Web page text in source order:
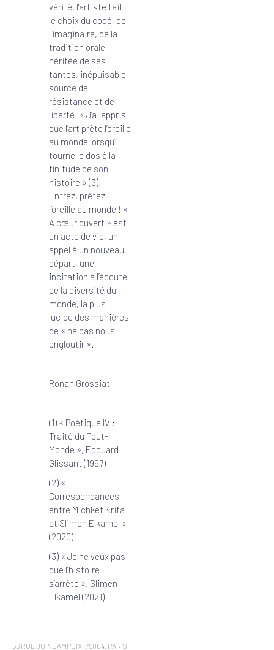
vérité, l’artiste fait
le choix du codé, de
l’imaginaire, de la
tradition orale
héritée de ses
tantes, inépuisable
source de
résistance et de
liberté. « J’ai appris
que l’art prête l’oreille
au monde lorsqu’il
tourne le dos à la
finitude de son
histoire » (3).
Entrez, prêtez
l’oreille au monde ! «
A cœur ouvert » est
un acte de vie, un
appel à un nouveau
départ, une
incitation à l’écoute
de la diversité du
monde, la plus
lucide des manières
de « ne pas nous
engloutir ».
Ronan Grossiat
(1) « Poétique IV :
Traité du Tout-
Monde », Edouard
Glissant (1997)
(2) «
Correspondances
entre Michket Krifa
et Slimen Elkamel »
(2020)
(3) « Je ne veux pas
que l’histoire
s’arrête », Slimen
Elkamel (2021)
56 RUE QUINCAMPOIX, 75004, PARIS